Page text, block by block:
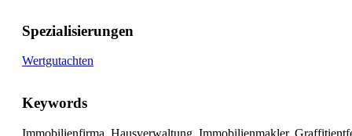
Spezialisierungen
Wertgutachten
Keywords
Immobilienfirma, Hausverwaltung, Immobilienmakler,